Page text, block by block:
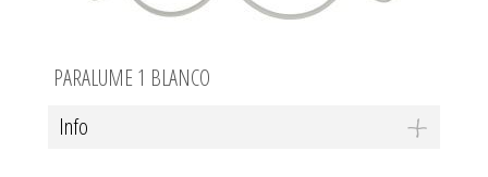
PARALUME 1 BLANCO
Info